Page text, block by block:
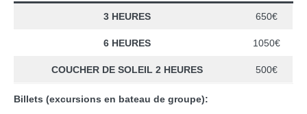
3 HEURES 650€
6 HEURES 1050€
COUCHER DE SOLEIL 2 HEURES 500€
Billets (excursions en bateau de groupe):